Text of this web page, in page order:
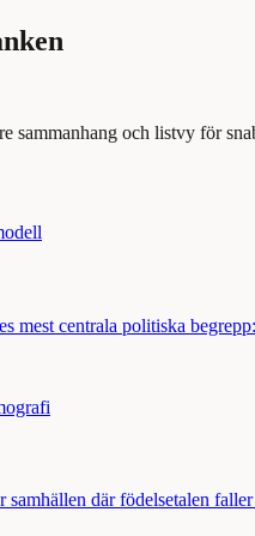
sammanhang och listvy för
mest centrala politiska
där födelsetalen